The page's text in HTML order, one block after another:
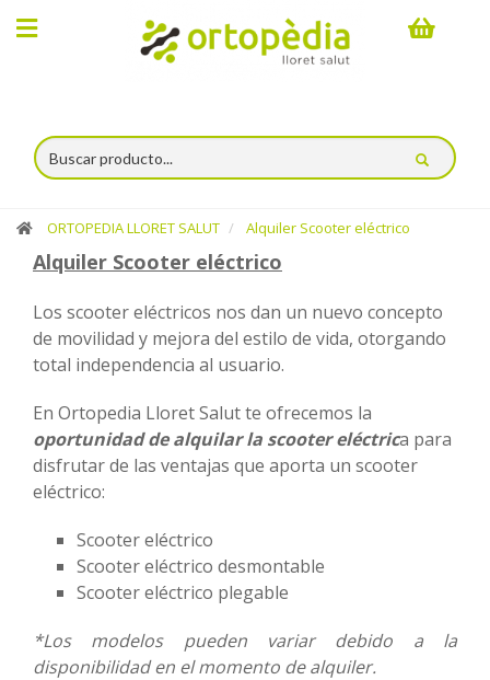
×
online
Ortopedia
Catálogo
Servicios
Alquiler
Espacio
Lloret
Salut
Promociones
Blog
ORTOPEDIA LLORET SALUT Alquiler Scooter eléctrico
Alquiler Scooter eléctrico
Los scooter eléctricos nos dan un nuevo concepto
de movilidad y mejora del estilo de vida, otorgando
total independencia al usuario.
En Ortopedia Lloret Salut te ofrecemos la
oportunidad de alquilar la scooter eléctrica para
disfrutar de las ventajas que aporta un scooter
eléctrico:
Scooter eléctrico
Scooter eléctrico desmontable
Scooter eléctrico plegable
*Los modelos pueden variar debido a la
disponibilidad en el momento de alquiler.